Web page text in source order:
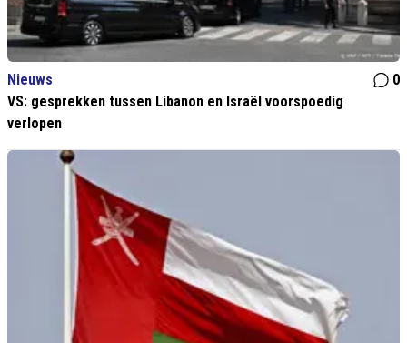
Nieuws
0
VS: gesprekken tussen Libanon en Israël voorspoedig
verlopen